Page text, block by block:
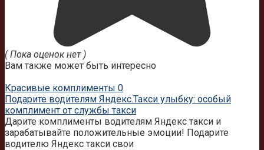
( Пока оценок нет )
Вам также может быть интересно
Красивые комплименты 0
Подарите водителям Яндекс.Такси улыбку: особый
комплимент от службы такси
Дарите комплименты водителям Яндекс такси и
зарабатывайте положительные эмоции! Подарите
водителю Яндекс такси свои